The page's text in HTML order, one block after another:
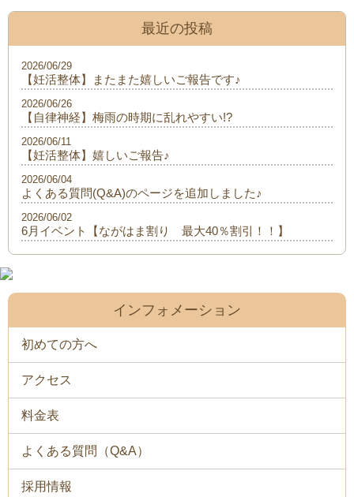
最近の投稿
【妊活整体】またまた嬉しいご報告です♪
2026/06/29
【自律神経】梅雨の時期に乱れやすい!?
2026/06/26
【妊活整体】嬉しいご報告♪
2026/06/11
よくある質問(Q&A)のページを追加しました♪
2026/06/04
6月イベント【ながはま割り 最大40％割引！！】
2026/06/02
インフォメーション
初めての方へ
アクセス
料金表
よくある質問（Q&A）
採用情報